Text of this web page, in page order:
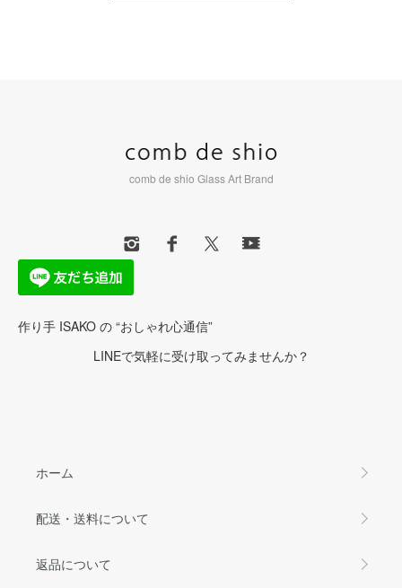
comb de shio Glass Art Brand
作り手 ISAKO の “おしゃれ心通信”
LINEで気軽に受け取ってみませんか？
ホーム
配送・送料について
返品について